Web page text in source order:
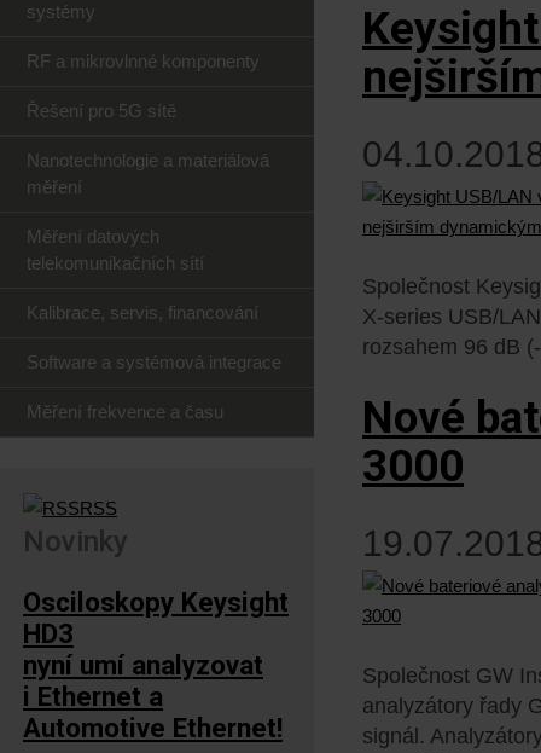
Společnost
X-series USB/
rozsahem 96 dB
Nové
3000
Společnost GW
analyzátory řady
signál.
systémy
RF a mikrovlnné komponenty
Řešení pro 5G sítě
Nanotechnologie a materiálová
měření
Měření datových
telekomunikačních sítí
Kalibrace, servis, financování
Software a systémová integrace
Měření frekvence a času
RSS
Novinky
Osciloskopy Keysight
HD3
nyní umí analyzovat
i Ethernet a
Automotive Ethernet!